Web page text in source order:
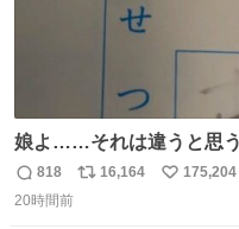
娘よ……それは違うと思
返
信
818
リ
16,164
い
175,204
20時間前